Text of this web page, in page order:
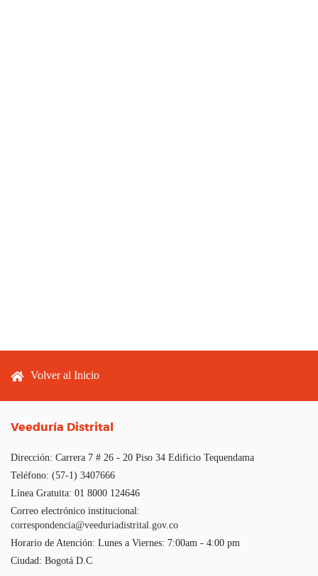
Footer menu
Volver al Inicio
Veeduría Distrital
Dirección: Carrera 7 # 26 - 20 Piso 34 Edificio Tequendama
Teléfono: (57-1) 3407666
Línea Gratuita: 01 8000 124646
Correo electrónico institucional:
correspondencia@veeduriadistrital.gov.co
Horario de Atención: Lunes a Viernes: 7:00am - 4:00 pm
Ciudad: Bogotá D.C